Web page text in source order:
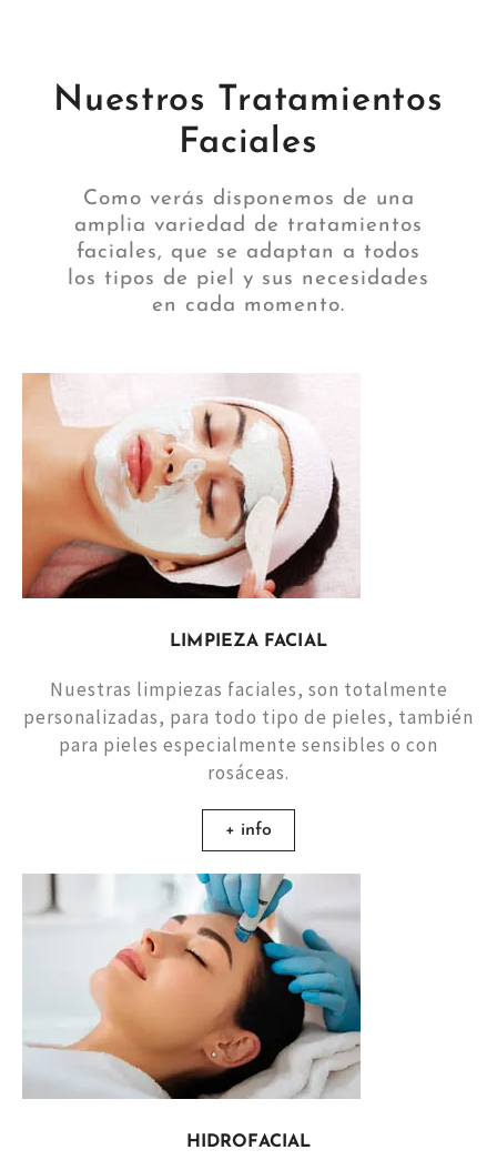
Nuestros Tratamientos
Faciales
Como verás disponemos de una
amplia variedad de tratamientos
faciales, que se adaptan a todos
los tipos de piel y sus necesidades
en cada momento.
LIMPIEZA FACIAL
Nuestras limpiezas faciales, son totalmente
personalizadas, para todo tipo de pieles, también
para pieles especialmente sensibles o con
rosáceas.
+ info
HIDROFACIAL